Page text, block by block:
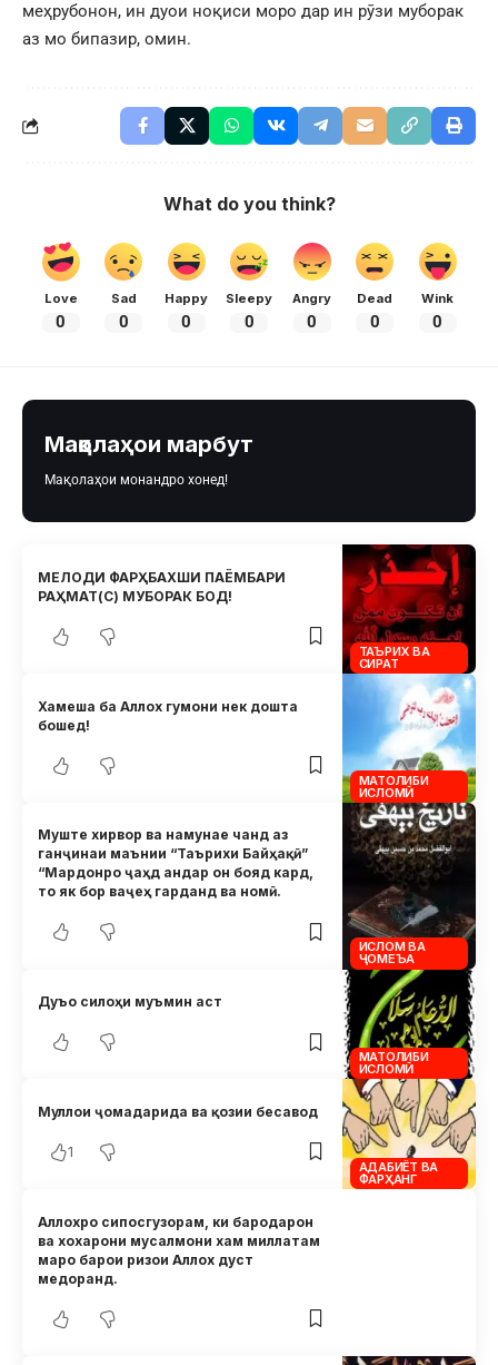
меҳрубонон, ин дуои ноқиси моро дар ин рӯзи муборак
аз мо бипазир, омин.
What do you think?
Love
0
Sad
0
Happy
0
Sleepy
0
Angry
0
Dead
0
Wink
0
Мақолаҳои марбут
Мақолаҳои монандро хонед!
ТАЪРИХ ВА
СИРАТ
МЕЛОДИ ФАРҲБАХШИ ПАЁМБАРИ
РАҲМАТ(С) МУБОРАК БОД!
МАТОЛИБИ
ИСЛОМӢ
Хамеша ба Аллох гумони нек дошта
бошед!
ИСЛОМ ВА
ҶОМЕЪА
Муште хирвор ва намунае чанд аз
ганҷинаи маънии “Таърихи Байҳақӣ”
“Мардонро ҷаҳд андар он бояд кард,
то як бор ваҷеҳ гарданд ва номӣ.
МАТОЛИБИ
ИСЛОМӢ
Дуъо силоҳи муъмин аст
АДАБИЁТ ВА
ФАРҲАНГ
Муллои ҷомадарида ва қозии бесавод
1
Аллохро сипосгузорам, ки бародарон
ва хохарони мусалмони хам миллатам
маро барои ризои Аллох дуст
медоранд.